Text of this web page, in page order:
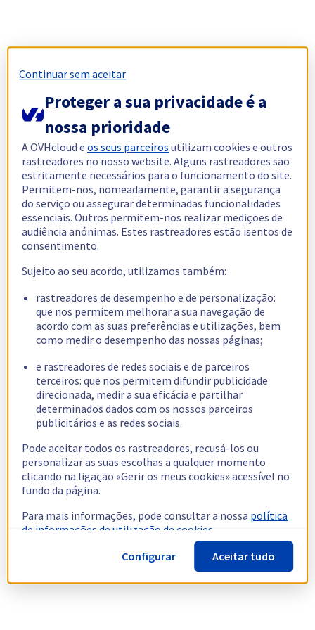
Continuar sem aceitar
Proteger a sua privacidade é a
nossa prioridade
A OVHcloud eos seus parceiros utilizam cookies e outros
rastreadores no nosso website. Alguns rastreadores são
estritamente necessários para o funcionamento do site.
Permitem-nos, nomeadamente, garantir a segurança
do serviço ou assegurar determinadas funcionalidades
essenciais. Outros permitem-nos realizar medições de
audiência anónimas. Estes rastreadores estão isentos de
consentimento.
Sujeito ao seu acordo, utilizamos também:
rastreadores de desempenho e de personalização:
que nos permitem melhorar a sua navegação de
acordo com as suas preferências e utilizações, bem
como medir o desempenho das nossas páginas;
e rastreadores de redes sociais e de parceiros
terceiros: que nos permitem difundir publicidade
direcionada, medir a sua eficácia e partilhar
determinados dados com os nossos parceiros
publicitários e as redes sociais.
Pode aceitar todos os rastreadores, recusá-los ou
personalizar as suas escolhas a qualquer momento
clicando na ligação «Gerir os meus cookies» acessível no
fundo da página.
Para mais informações, pode consultar a nossa política
de informações de utilização de cookies.
Configurar
Aceitar tudo